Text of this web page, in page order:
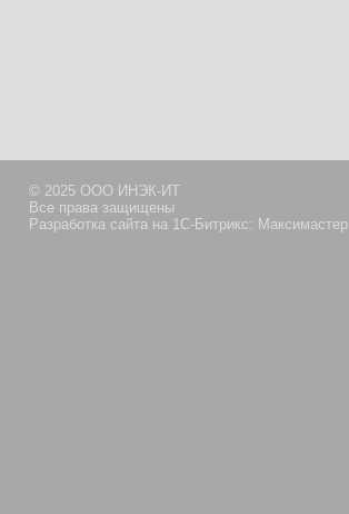
© 2025 ООО ИНЭК-ИТ
Все права защищены
Разработка сайта на 1С-Битрикс: Максимастер